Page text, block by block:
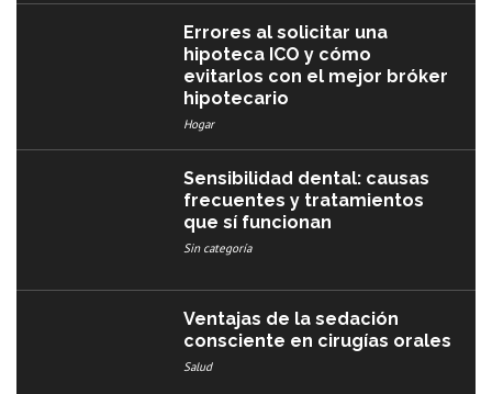
Errores al solicitar una
hipoteca ICO y cómo
evitarlos con el mejor bróker
hipotecario
Hogar
Sensibilidad dental: causas
frecuentes y tratamientos
que sí funcionan
Sin categoría
Ventajas de la sedación
consciente en cirugías orales
Salud